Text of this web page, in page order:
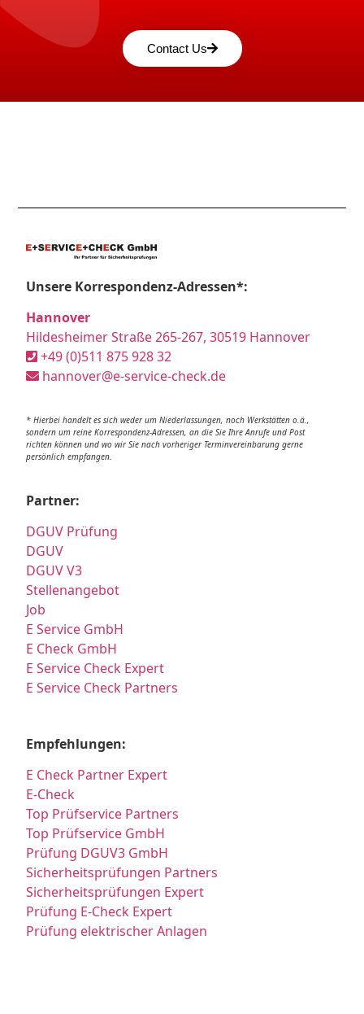
Contact Us
Unsere Korrespondenz-Adressen*:
Hannover
Hildesheimer Straße 265-267, 30519 Hannover
+49 (0)511 875 928 32
hannover@e-service-check.de
* Hierbei handelt es sich weder um Niederlassungen, noch Werkstätten o.ä.,
sondern um reine Korrespondenz-Adressen, an die Sie Ihre Anrufe und Post
richten können und wo wir Sie nach vorheriger Terminvereinbarung gerne
persönlich empfangen.
Partner:
DGUV Prüfung
DGUV
DGUV V3
Stellenangebot
Job
E Service GmbH
E Check GmbH
E Service Check Expert
E Service Check Partners
Empfehlungen:
E Check Partner Expert
E-Check
Top Prüfservice Partners
Top Prüfservice GmbH
Prüfung DGUV3 GmbH
Sicherheitsprüfungen Partners
Sicherheitsprüfungen Expert
Prüfung E-Check Expert
Prüfung elektrischer Anlagen